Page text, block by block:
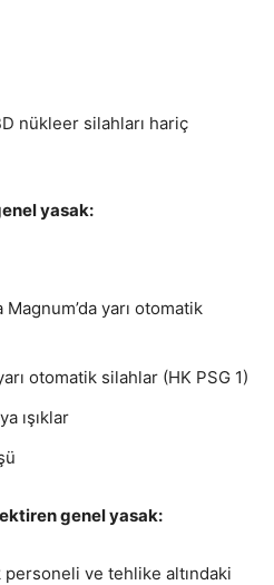
nükleer silahları hariç
yasak:
yarı otomatik
otomatik silahlar (HK PSG 1)
ışıklar
genel yasak:
personeli ve tehlike altındaki